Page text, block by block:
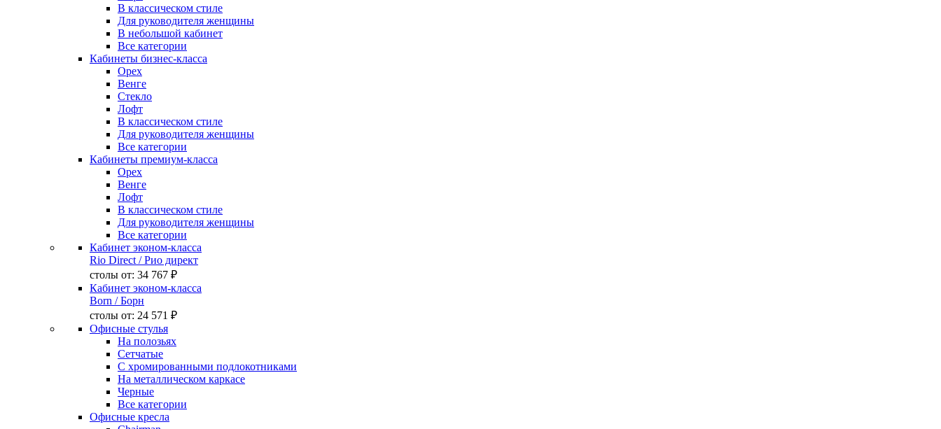
В классическом стиле
Для руководителя женщины
В небольшой кабинет
Все категории
Кабинеты бизнес-класса
Орех
Венге
Стекло
Лофт
В классическом стиле
Для руководителя женщины
Все категории
Кабинеты премиум-класса
Орех
Венге
Лофт
В классическом стиле
Для руководителя женщины
Все категории
Кабинет эконом-класса
Rio Direct / Рио директ
столы от: 34 767 ₽
Кабинет эконом-класса
Born / Борн
столы от: 24 571 ₽
Офисные стулья
На полозьях
Сетчатые
С хромированными подлокотниками
На металлическом каркасе
Черные
Все категории
Офисные кресла